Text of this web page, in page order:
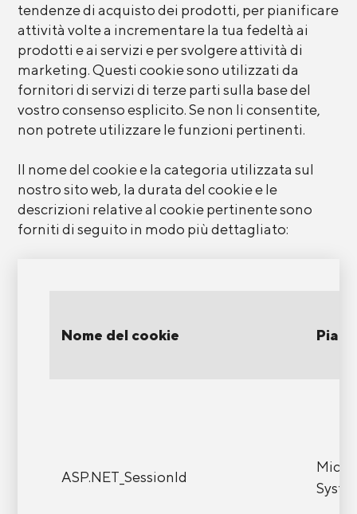
tendenze di acquisto dei prodotti, per pianificare
attività volte a incrementare la tua fedeltà ai
prodotti e ai servizi e per svolgere attività di
marketing. Questi cookie sono utilizzati da
fornitori di servizi di terze parti sulla base del
vostro consenso esplicito. Se non li consentite,
non potrete utilizzare le funzioni pertinenti.
Il nome del cookie e la categoria utilizzata sul
nostro sito web, la durata del cookie e le
descrizioni relative al cookie pertinente sono
forniti di seguito in modo più dettagliato:
Nome del cookie
ASP.NET_SessionId